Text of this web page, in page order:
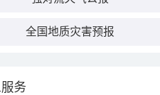
全国地质灾害预报
务